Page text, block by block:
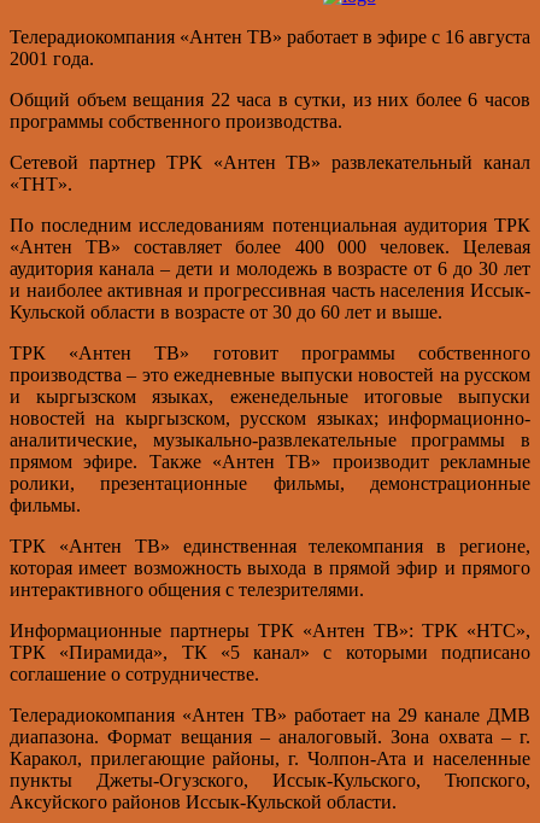
Телерадиокомпания «Антен ТВ» работает в эфире с 16 августа
2001 года.
Общий объем вещания 22 часа в сутки, из них более 6 часов
программы собственного производства.
Сетевой партнер ТРК «Антен ТВ» развлекательный канал
«ТНТ».
По последним исследованиям потенциальная аудитория ТРК
«Антен ТВ» составляет более 400 000 человек. Целевая
аудитория канала – дети и молодежь в возрасте от 6 до 30 лет
и наиболее активная и прогрессивная часть населения Иссык-
Кульской области в возрасте от 30 до 60 лет и выше.
ТРК «Антен ТВ» готовит программы собственного
производства – это ежедневные выпуски новостей на русском
и кыргызском языках, еженедельные итоговые выпуски
новостей на кыргызском, русском языках; информационно-
аналитические, музыкально-развлекательные программы в
прямом эфире. Также «Антен ТВ» производит рекламные
ролики, презентационные фильмы, демонстрационные
фильмы.
ТРК «Антен ТВ» единственная телекомпания в регионе,
которая имеет возможность выхода в прямой эфир и прямого
интерактивного общения с телезрителями.
Информационные партнеры ТРК «Антен ТВ»: ТРК «НТС»,
ТРК «Пирамида», ТК «5 канал» с которыми подписано
соглашение о сотрудничестве.
Телерадиокомпания «Антен ТВ» работает на 29 канале ДМВ
диапазона. Формат вещания – аналоговый. Зона охвата – г.
Каракол, прилегающие районы, г. Чолпон-Ата и населенные
пункты Джеты-Огузского, Иссык-Кульского, Тюпского,
Аксуйского районов Иссык-Кульской области.